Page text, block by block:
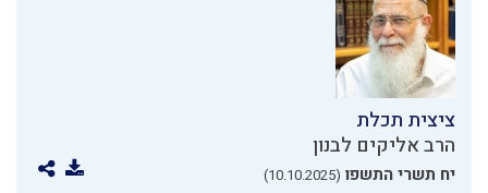
ציצית תכלת
הרב אליקים לבנון
יח תשרי התשפו (10.10.2025)